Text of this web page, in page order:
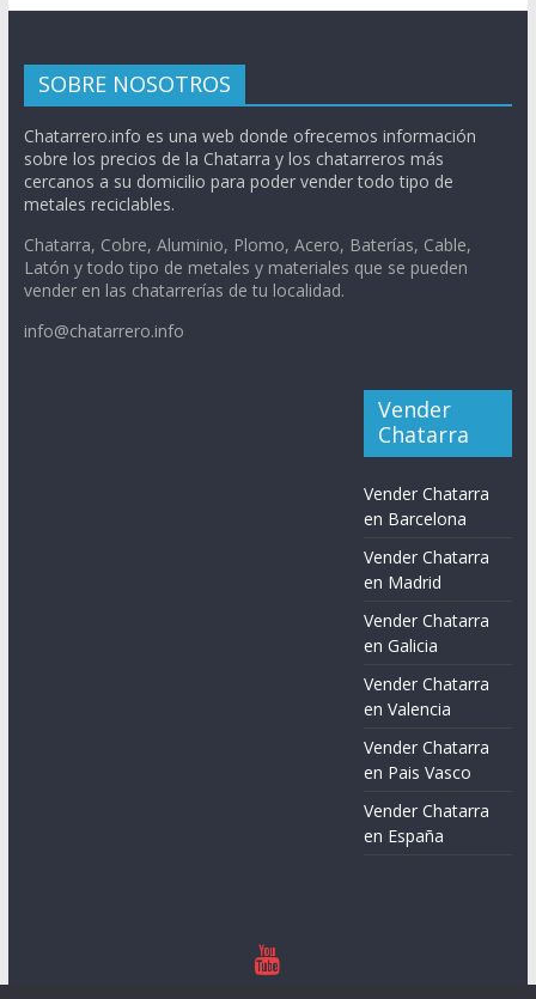
SOBRE NOSOTROS
Chatarrero.info es una web donde ofrecemos información
sobre los precios de la Chatarra y los chatarreros más
cercanos a su domicilio para poder vender todo tipo de
metales reciclables.
Chatarra, Cobre, Aluminio, Plomo, Acero, Baterías, Cable,
Latón y todo tipo de metales y materiales que se pueden
vender en las chatarrerías de tu localidad.
info@chatarrero.info
Vender
Chatarra
Vender Chatarra
en Barcelona
Vender Chatarra
en Madrid
Vender Chatarra
en Galicia
Vender Chatarra
en Valencia
Vender Chatarra
en Pais Vasco
Vender Chatarra
en España